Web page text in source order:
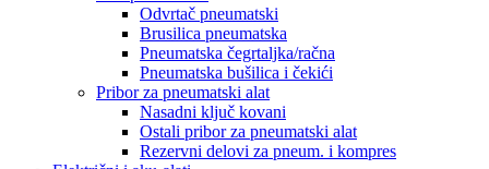
Odvrtač pneumatski
Brusilica pneumatska
Pneumatska čegrtaljka/račna
Pneumatska bušilica i čekići
Pribor za pneumatski alat
Nasadni ključ kovani
Ostali pribor za pneumatski alat
Rezervni delovi za pneum. i kompres